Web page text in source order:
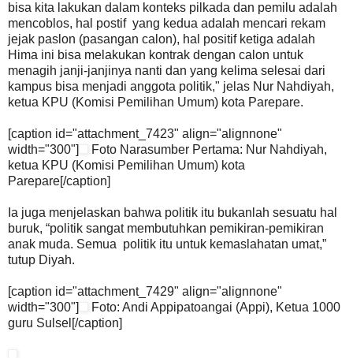
bisa kita lakukan dalam konteks pilkada dan pemilu adalah
mencoblos, hal postif yang kedua adalah mencari rekam
jejak paslon (pasangan calon), hal positif ketiga adalah
Hima ini bisa melakukan kontrak dengan calon untuk
menagih janji-janjinya nanti dan yang kelima selesai dari
kampus bisa menjadi anggota politik," jelas Nur Nahdiyah,
ketua KPU (Komisi Pemilihan Umum) kota Parepare.
[caption id="attachment_7423" align="alignnone"
width="300"]
Foto Narasumber Pertama: Nur Nahdiyah,
ketua KPU (Komisi Pemilihan Umum) kota
Parepare[/caption]
Ia juga menjelaskan bahwa politik itu bukanlah sesuatu hal
buruk, “politik sangat membutuhkan pemikiran-pemikiran
anak muda. Semua politik itu untuk kemaslahatan umat,”
tutup Diyah.
[caption id="attachment_7429" align="alignnone"
width="300"]
Foto: Andi Appipatoangai (Appi), Ketua 1000
guru Sulsel[/caption]